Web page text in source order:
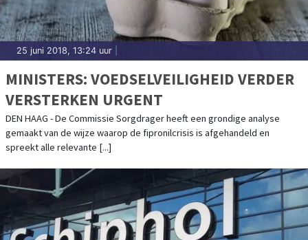
25 juni 2018, 13:24 uur
MINISTERS: VOEDSELVEILIGHEID VERDER
VERSTERKEN URGENT
DEN HAAG - De Commissie Sorgdrager heeft een grondige analyse
gemaakt van de wijze waarop de fipronilcrisis is afgehandeld en
spreekt alle relevante [...]